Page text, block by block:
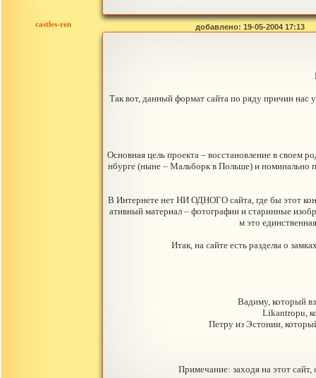
castles-ren добавлено: 19-05-2004 17:13
Так вот, данный формат сайта по ряду причин нас
Основная цель проекта – восстановление в своем
нбурге (ныне – Мальборк в Польше) и номинально
В Интернете нет НИ ОДНОГО сайта, где бы этот
ативный материал – фотографии и старинные
м это
Итак, на сайте есть разделы о
Вадиму, который
Likantropu,
Петру из Эстонии,
Примечание: заходя на этот